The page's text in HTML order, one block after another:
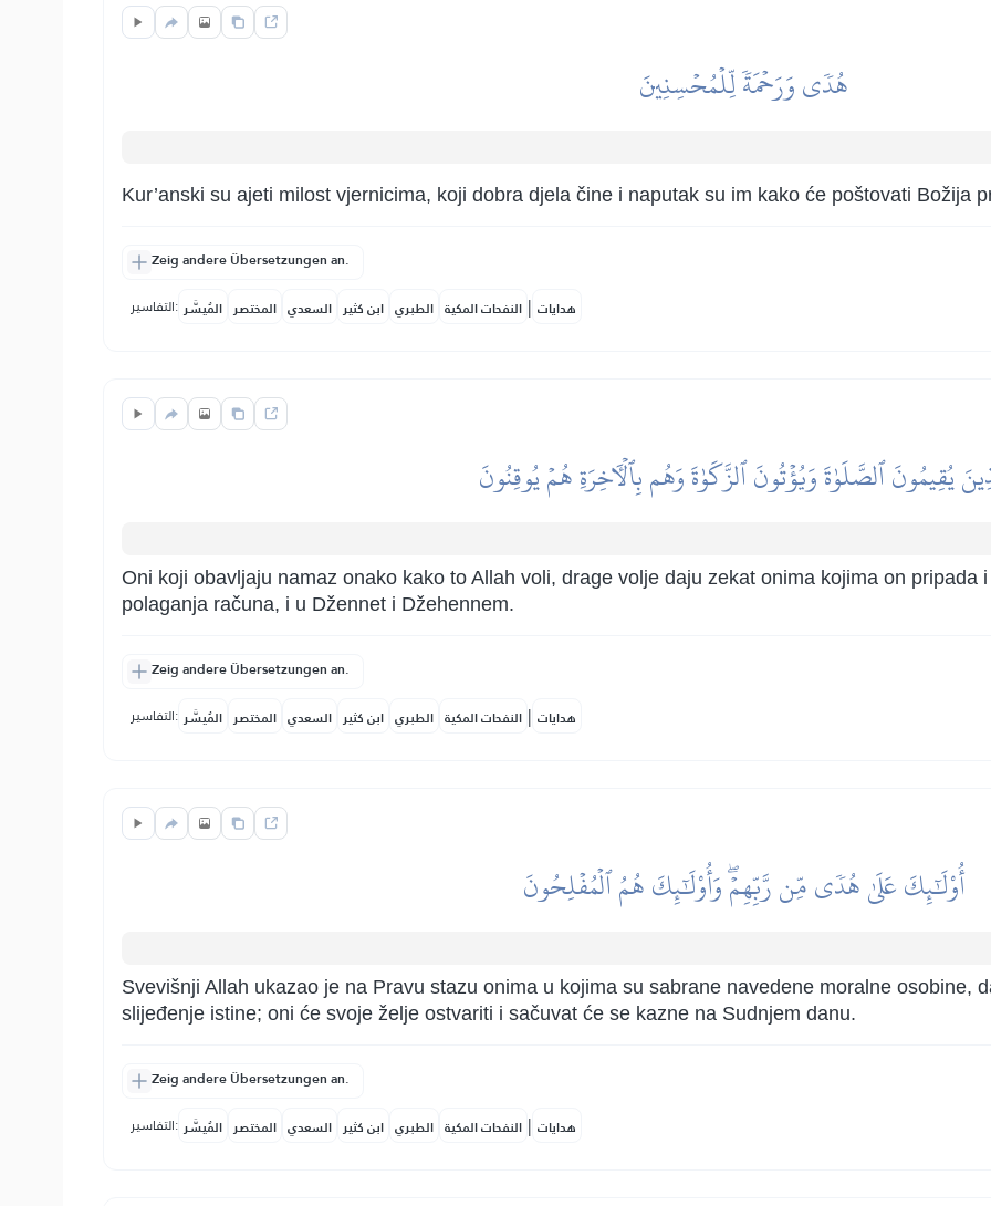
هُدٗى وَرَحۡمَةٗ لِّلۡمُحۡسِنِينَ
Kur’anski su ajeti milost vjernicima, koji dobra djela čine i naputak su im kako će poštovati Božija
Zeig andere Übersetzungen an.
التفاسير: المُيسَّر المختصر السعدي ابن كثير الطبري النفحات المكية | هدايات
يُقِيمُونَ ٱلصَّلَوٰةَ وَيُؤۡتُونَ ٱلزَّكَوٰةَ وَهُم بِٱلۡأٓخِرَةِ هُمۡ يُوقِنُونَ
Oni koji obavljaju namaz onako kako to Allah voli, drage volje daju zekat onima kojima on pripada
polaganja računa, i u Džennet i Džehennem.
Zeig andere Übersetzungen an.
التفاسير: المُيسَّر المختصر السعدي ابن كثير الطبري النفحات المكية | هدايات
أُوْلَٰٓئِكَ عَلَىٰ هُدٗى مِّن رَّبِّهِمۡۖ وَأُوْلَٰٓئِكَ هُمُ ٱلۡمُفۡلِحُونَ
Svevišnji Allah ukazao je na Pravu stazu onima u kojima su sabrane navedene moralne osobine,
slijeđenje istine; oni će svoje želje ostvariti i sačuvat će se kazne na Sudnjem danu.
Zeig andere Übersetzungen an.
التفاسير: المُيسَّر المختصر السعدي ابن كثير الطبري النفحات المكية | هدايات